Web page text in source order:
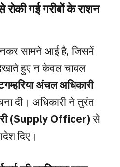
रोकी गई गरीबों के राशन
सामने आई है, जिसमें
हुए न केवल चावल
अंचल अधिकारी
दी। अधिकारी ने तुरंत
(Supply Officer)से
दिए।